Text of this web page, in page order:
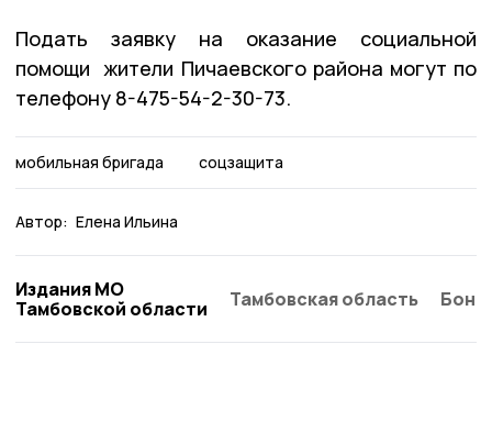
Подать заявку на оказание социальной
помощи жители Пичаевского района могут по
телефону 8-475-54-2-30-73.
мобильная бригада соцзащита
Автор: Елена Ильина
Издания МО
Тамбовской области
Тамбовская область